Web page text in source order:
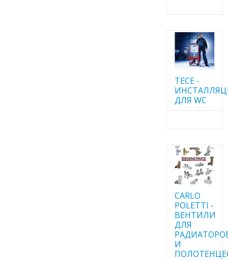
TECE -
ДЛЯ WC
CARLO
POLETTI -
ВЕНТИЛИ
ДЛЯ
И